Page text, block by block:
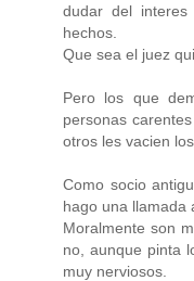
dudar del interes
hechos.
Que sea el juez
Pero los que
personas
otros les vacien
Como socio
hago una llamada
Moralmente son
no, aunque pinta
muy nerviosos.